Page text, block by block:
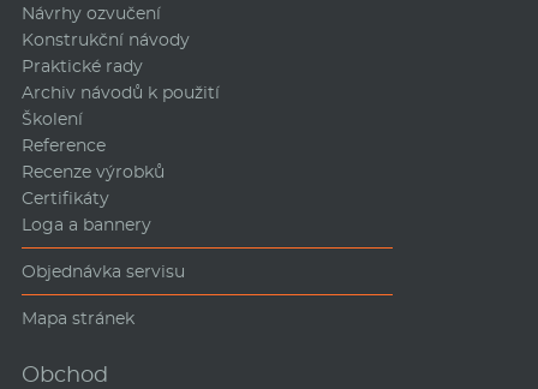
Návrhy ozvučení
Konstrukční návody
Praktické rady
Archiv návodů k použití
Školení
Reference
Recenze výrobků
Certifikáty
Loga a bannery
Objednávka servisu
Mapa stránek
Obchod